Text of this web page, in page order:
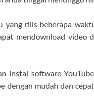
rilis beberapa
mendownload video
instal software
mudah dan